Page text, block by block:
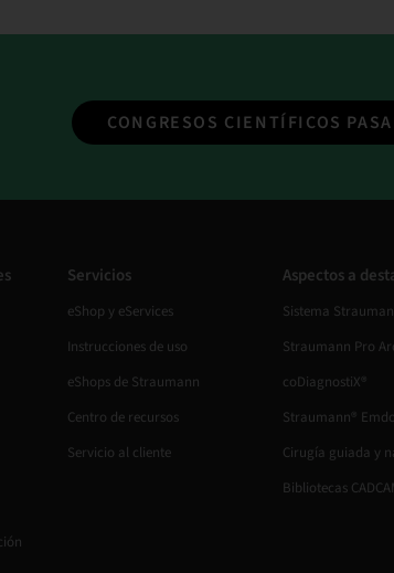
CONGRESOS CIENTÍFICOS
Servicios
eShop y eServices
Instrucciones de uso
eShops de Straumann
Centro de recursos
Servicio al cliente
Aspectos a
Sistema
Straumann Pro
coDiagnostiX®
Straumann®
Cirugía guiada y
Bibliotecas